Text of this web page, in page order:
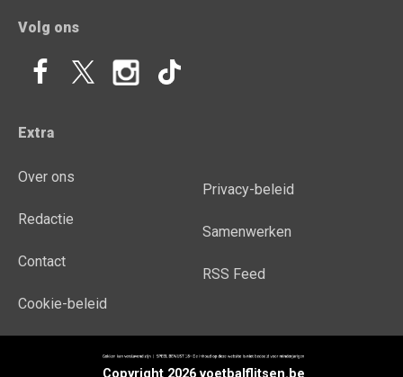
Volg ons
Extra
Over ons
Redactie
Contact
Cookie-beleid
Privacy-beleid
Samenwerken
RSS Feed
Copyright 2026 voetbalflitsen.be